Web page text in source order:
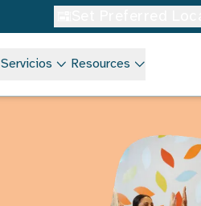
Servicios Resources